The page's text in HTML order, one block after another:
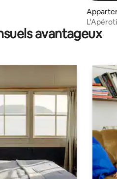
avantageux